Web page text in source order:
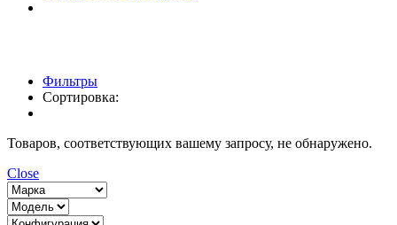
Фильтры
Сортировка:
Товаров, соответствующих вашему запросу, не обнаружено.
Close